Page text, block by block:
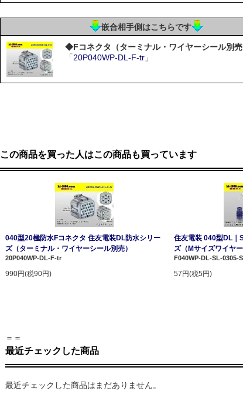
嵌合相手側はこちらです
◆Fコネクタ（ターミナル・ワイヤーシール別売
「20P040WP-DL-F-tr 」
この商品を買った人はこの商品も買っています
040型20極防水Fコネクタ 住友電装DL防水シリー
ズ（ターミナル・ワイヤーシール別売）
20P040WP-DL-F-tr
990円(税90円)
住友電装 040型DL｜
ズ（Mサイズワイヤー
F040WP-DL-SL-0305-
57円(税5円)
＝＝
最近チェックした商品
最近チェックした商品はまだありません。